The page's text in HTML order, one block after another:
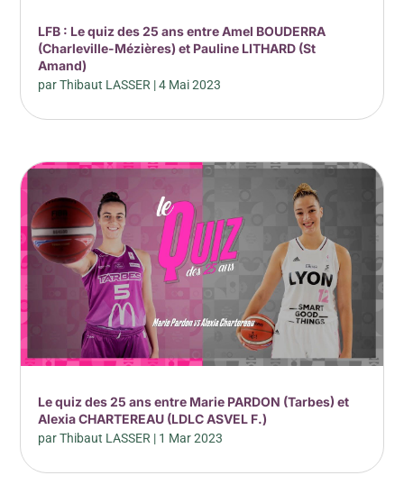
LFB : Le quiz des 25 ans entre Amel BOUDERRA
(Charleville-Mézières) et Pauline LITHARD (St
Amand)
parThibaut LASSER |4 Mai 2023
Le quiz des 25 ans entre Marie PARDON (Tarbes) et
Alexia CHARTEREAU (LDLC ASVEL F.)
parThibaut LASSER | 1 Mar 2023